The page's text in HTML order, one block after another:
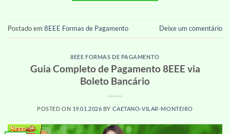
Postado em 8EEE Formas de Pagamento Deixe um comentário
8EEE FORMAS DE PAGAMENTO
Guia Completo de Pagamento 8EEE via
Boleto Bancário
POSTED ON 19.01.2026 BY CAETANO-VILAR-MONTEIRO